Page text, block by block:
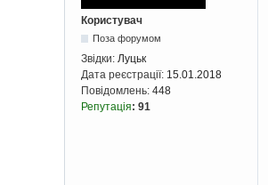
Користувач
Поза форумом
Звідки: Луцьк
Дата реєстрації: 15.01.2018
Повідомлень: 448
Репутація: 91